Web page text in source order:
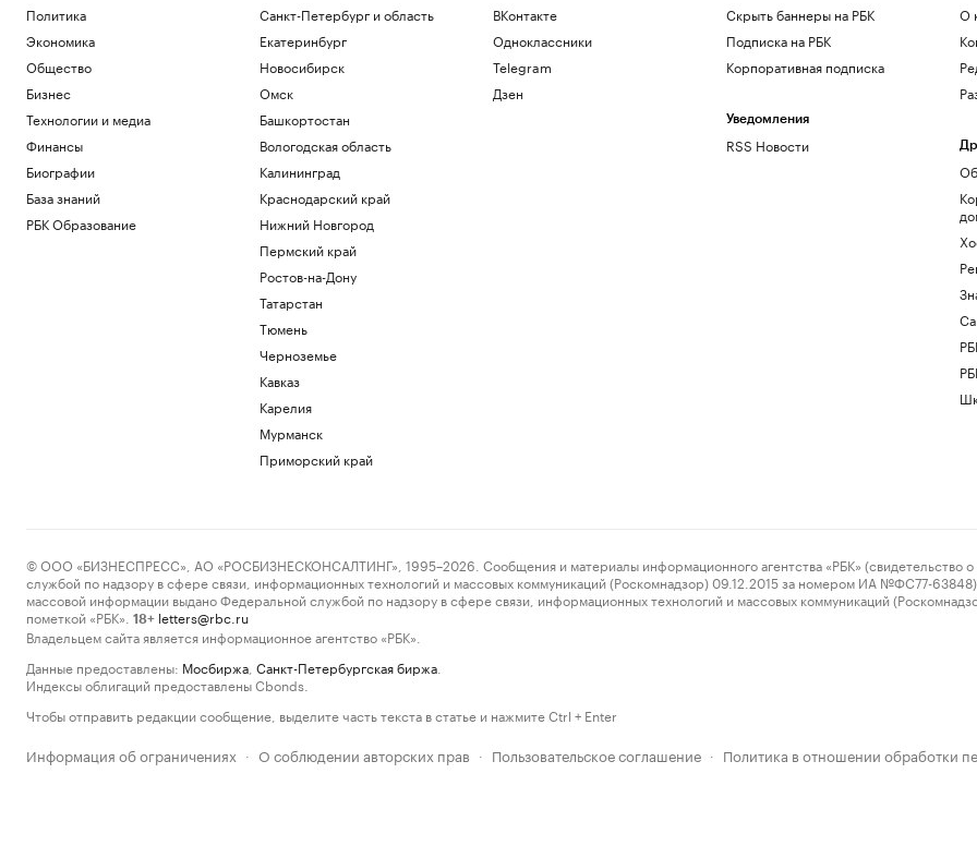
Бизнес
Затраты на строительство ТЭС для
БАМа и Сухого Лога выросли на треть
Бизнес
Счетная палата оценила зависимость
науки от зарубежного оборудования
Общество
Изъятия в пользу государства
обеспечили более 40% российского
рынка M&A
Финансы
Политика
Экономика
Общество
Бизнес
Технологии и медиа
Финансы
Биографии
База знаний
РБК Образование
Санкт-Петербург и область
Екатеринбург
Новосибирск
Омск
Башкортостан
Вологодская область
Калининград
Краснодарский край
Нижний Новгород
Пермский край
Ростов-на-Дону
Татарстан
Тюмень
Черноземье
Кавказ
Карелия
Мурманск
Приморский край
ВКонтакте
Одноклассники
Telegram
Дзен
Скрыть баннеры на РБК
Подписка на РБК
Корпоративная подписка
Уведомления
RSS Новости
О
© ООО «БИЗНЕСПРЕСС», АО «РОСБИЗНЕСКОНСАЛТИНГ», 1995–2026. Сообщения и материалы информационного агентства «РБК» (свидетельство о
службой по надзору в сфере связи, информационных технологий и массовых коммуникаций (Роскомнадзор) 09.12.2015 за номером ИА №ФС77-63848)
массовой информации выдано Федеральной службой по надзору в сфере связи, информационных технологий и массовых коммуникаций
пометкой «РБК».
18+ letters@rbc.ru
Владельцем сайта является информационное агентство «РБК».
Данные предоставлены: Мосбиржа Санкт-Петербургская биржа
Индексы облигаций предоставлены Cbonds.
Чтобы отправить редакции сообщение, выделите часть текста в статье и нажмите Ctrl + Enter
Информация об ограничениях · О соблюдении авторских прав · Пользовательское соглашение · Политика в отношении обработки